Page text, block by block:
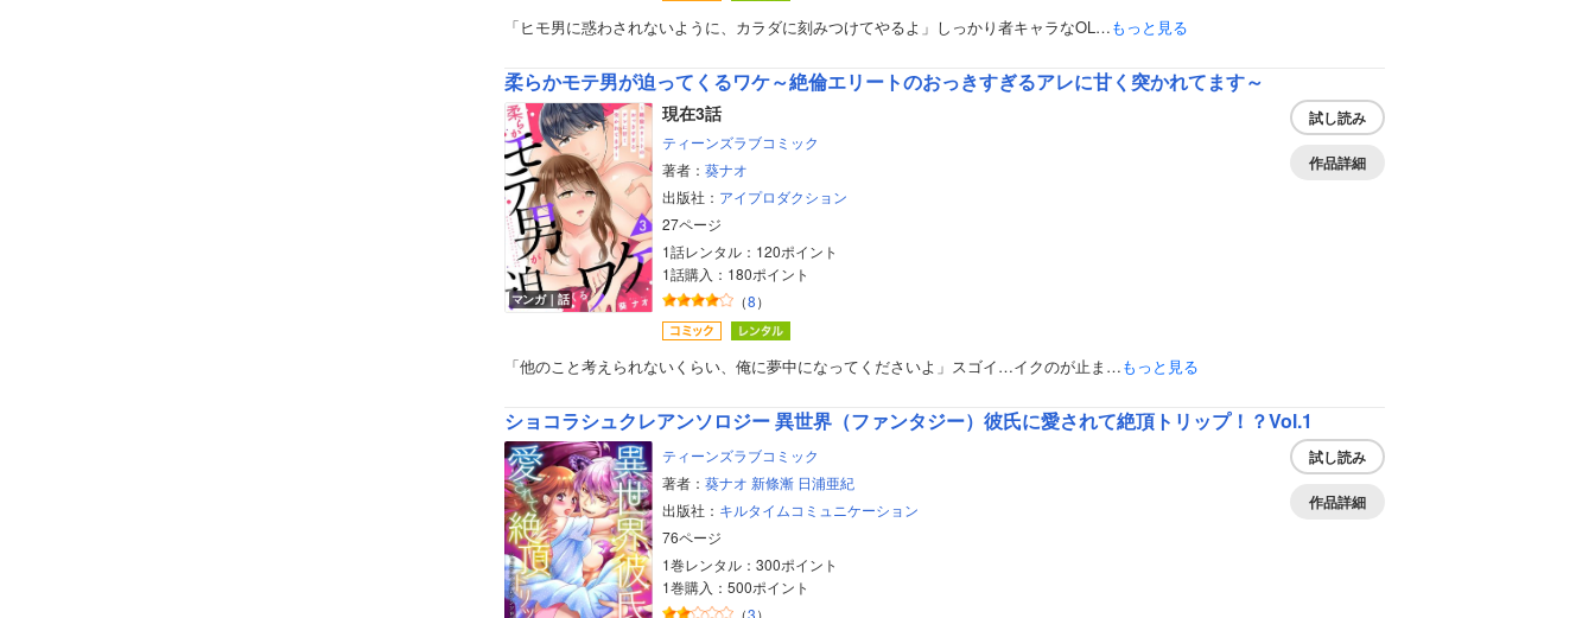
「ヒモ男に惑わされないように、カラダに刻みつけてやるよ」しっかり者キャラなOL…もっと見る
柔らかモテ男が迫ってくるワケ～絶倫エリートのおっきすぎるアレに甘く突かれてます～
マンガ｜話
現在3話
ティーンズラブコミック
著者： 葵ナオ
出版社： アイプロダクション
27ページ
1話レンタル：120ポイント
1話購入：180ポイント
（8）
試し読み
作品詳細
「他のこと考えられないくらい、俺に夢中になってくださいよ」スゴイ…イクのが止ま…もっと見る
ショコラシュクレアンソロジー 異世界（ファンタジー）彼氏に愛されて絶頂トリップ！？Vol.1
ティーンズラブコミック
著者： 葵ナオ 新條漸 日浦亜紀
出版社： キルタイムコミュニケーション
76ページ
1巻レンタル：300ポイント
1巻購入：500ポイント
試し読み
作品詳細